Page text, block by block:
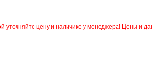
цену и наличике у менеджера! Цены и